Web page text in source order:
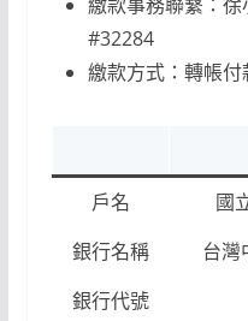
#32284
繳款方式：轉帳付
戶名
國
銀行名稱
台灣
銀行代號